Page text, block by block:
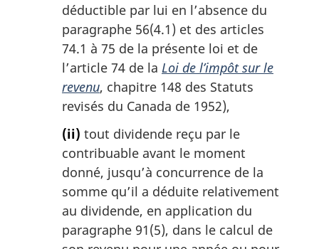
déductible par lui en l’absence du
paragraphe 56(4.1) et des articles
74.1 à 75 de la présente loi et de
l’article 74 de la Loi de l’impôt sur le
revenu, chapitre 148 des Statuts
revisés du Canada de 1952),
(ii) tout dividende reçu par le
contribuable avant le moment
donné, jusqu’à concurrence de la
somme qu’il a déduite relativement
au dividende, en application du
paragraphe 91(5), dans le calcul de